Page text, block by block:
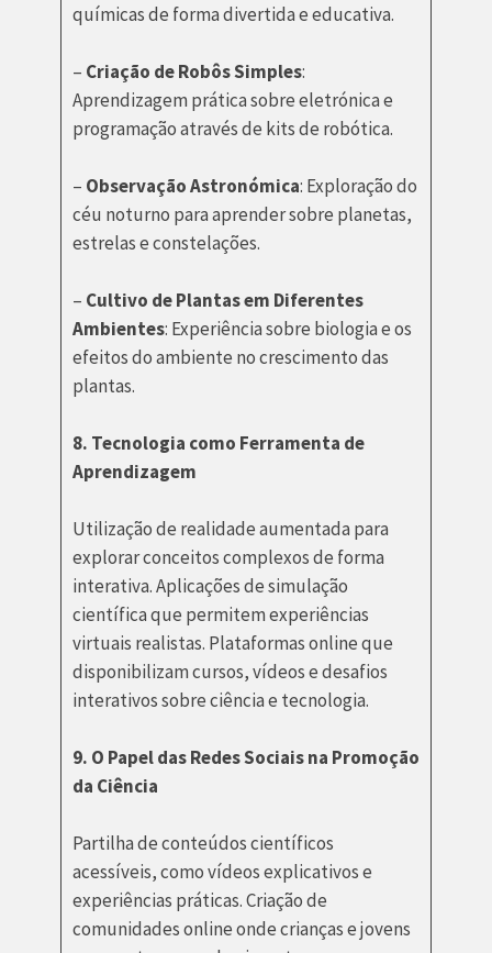
químicas de forma divertida e educativa.
– Criação de Robôs Simples:
Aprendizagem prática sobre eletrónica e
programação através de kits de robótica.
– Observação Astronómica: Exploração do
céu noturno para aprender sobre planetas,
estrelas e constelações.
– Cultivo de Plantas em Diferentes
Ambientes: Experiência sobre biologia e os
efeitos do ambiente no crescimento das
plantas.
8. Tecnologia como Ferramenta de
Aprendizagem
Utilização de realidade aumentada para
explorar conceitos complexos de forma
interativa. Aplicações de simulação
científica que permitem experiências
virtuais realistas. Plataformas online que
disponibilizam cursos, vídeos e desafios
interativos sobre ciência e tecnologia.
9. O Papel das Redes Sociais na Promoção
da Ciência
Partilha de conteúdos científicos
acessíveis, como vídeos explicativos e
experiências práticas. Criação de
comunidades online onde crianças e jovens